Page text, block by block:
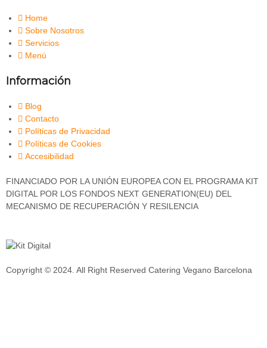
Home
Sobre Nosotros
Servicios
Menú
Información
Blog
Contacto
Políticas de Privacidad
Políticas de Cookies
Accesibilidad
FINANCIADO POR LA UNIÓN EUROPEA CON EL PROGRAMA KIT
DIGITAL POR LOS FONDOS NEXT GENERATION(EU) DEL
MECANISMO DE RECUPERACIÓN Y RESILENCIA
Copyright © 2024. All Right Reserved Catering Vegano Barcelona